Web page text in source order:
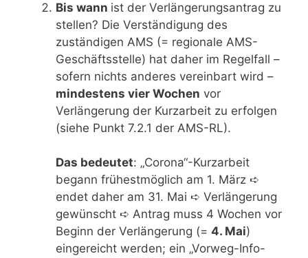
Bis wann ist der Verlängerungsantrag zu
stellen? Die Verständigung des
zuständigen AMS (= regionale AMS-
Geschäftsstelle) hat daher im Regelfall –
sofern nichts anderes vereinbart wird –
mindestens vier Wochen vor
Verlängerung der Kurzarbeit zu erfolgen
(siehe Punkt 7.2.1 der AMS-RL).
Das bedeutet: „Corona“-Kurzarbeit
begann frühestmöglich am 1. März ➪
endet daher am 31. Mai ➪ Verlängerung
gewünscht ➪ Antrag muss 4 Wochen vor
Beginn der Verlängerung (= 4. Mai)
eingereicht werden; ein „Vorweg-Info-